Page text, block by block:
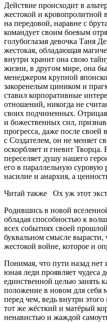
Действие происходит в
жестокой и кровопролитной
на передовой, наравне с
командует своим боевым
голубоглазая девочка Таня
жестокая, обладающая
внутри хранит она свою
жизни, в другом мире, она
менеджером крупной
закоренелым циником и
ставил корпоративные
отношений, никогда не
своих подчиненных.
и божественных сил,
прогресса, даже после своей
с Создателем, он не меняет
оскорбляет и гневит
переселяет душу нашего
его в параллельную суровую
насилие и анархия, а
Читай также
Ох уж этот
Родившись в новой
обладая способностью к
всех событиях своей
буквальном смысле вырасти,
жестокой войне, которое и
Понимая, что пути назад
юная леди проявляет чудеса
единственной целью занять
положение в новом для себя
перед чем, ведь внутри
тот же жёсткий и матёрый
ненавистью и жаждой